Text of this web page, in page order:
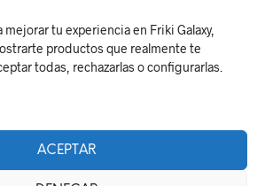
mejorar tu experiencia en Friki Galaxy,
productos que realmente te
todas, rechazarlas o configurarlas.
ACEPTAR